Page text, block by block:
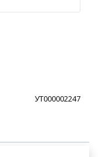
УТ000002247